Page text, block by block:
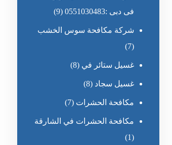
فى دبى :0551030483
(9)
شركة مكافحة سوس الخشب
(7)
غسيل ستائر في (8)
غسيل سجاد (8)
مكافحة الحشرات (7)
مكافحة الحشرات في الشارقة
(1)